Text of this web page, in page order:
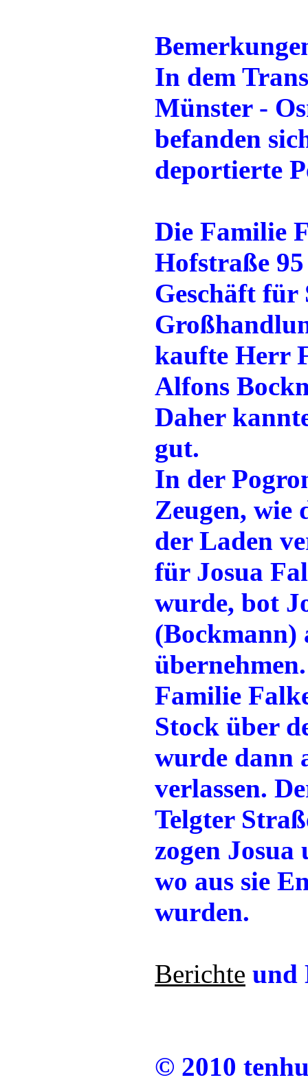
In dem
Münster -
befanden
deportierte
Die Familie
Hofstraße
Geschäft für
kaufte Herr
Alfons
Daher
gut.
In der
Zeugen, wie
der Laden
für Josua
wurde, bot
(Bockmann)
übernehmen.
Familie
Stock über
wurde dann
verlassen.
Telgter
zogen
wo aus sie
wurden.
Berichte und
© 2010